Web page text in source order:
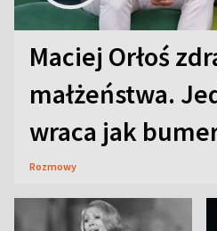
Maciej Orłoś
małżeństwa.
wraca jak
Rozmowy